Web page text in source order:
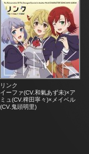
リンク
イーファ(CV.和氣あず未)×ア
ミュ(CV.稗田寧々)×メイベル
(CV.鬼頭明里)